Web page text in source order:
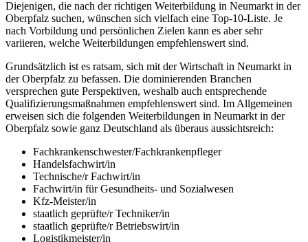
Diejenigen, die nach der richtigen Weiterbildung in Neumarkt in der
Oberpfalz suchen, wünschen sich vielfach eine Top-10-Liste. Je
nach Vorbildung und persönlichen Zielen kann es aber sehr
variieren, welche Weiterbildungen empfehlenswert sind.
Grundsätzlich ist es ratsam, sich mit der Wirtschaft in Neumarkt in
der Oberpfalz zu befassen. Die dominierenden Branchen
versprechen gute Perspektiven, weshalb auch entsprechende
Qualifizierungsmaßnahmen empfehlenswert sind. Im Allgemeinen
erweisen sich die folgenden Weiterbildungen in Neumarkt in der
Oberpfalz sowie ganz Deutschland als überaus aussichtsreich:
Fachkrankenschwester/Fachkrankenpfleger
Handelsfachwirt/in
Technische/r Fachwirt/in
Fachwirt/in für Gesundheits- und Sozialwesen
Kfz-Meister/in
staatlich geprüfte/r Techniker/in
staatlich geprüfte/r Betriebswirt/in
Logistikmeister/in